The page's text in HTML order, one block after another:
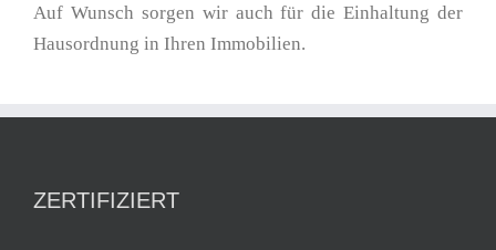
Auf Wunsch sorgen wir auch für die Einhaltung der
Hausordnung in Ihren Immobilien.
ZERTIFIZIERT